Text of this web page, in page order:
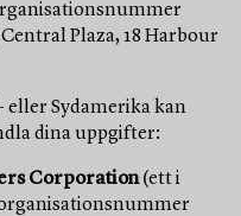
Central Plaza, 18 Harbour
eller Sydamerika kan
dina uppgifter:
Corporation(ett i